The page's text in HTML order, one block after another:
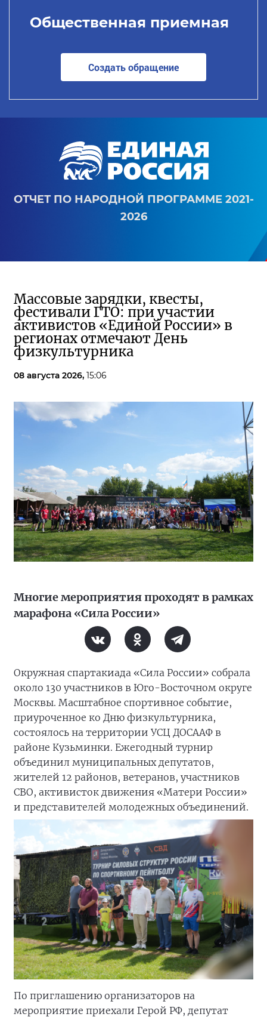
Общественная приемная
Создать обращение
ОТЧЕТ ПО НАРОДНОЙ ПРОГРАММЕ 2021-
2026
Массовые зарядки, квесты,
фестивали ГТО: при участии
активистов «Единой России» в
регионах отмечают День
физкультурника
08 августа 2026, 15:06
Многие мероприятия проходят в рамках
марафона «Сила России»
Окружная спартакиада «Сила России» собрала
около 130 участников в Юго-Восточном округе
Москвы. Масштабное спортивное событие,
приуроченное ко Дню физкультурника,
состоялось на территории УСЦ ДОСААФ в
районе Кузьминки. Ежегодный турнир
объединил муниципальных депутатов,
жителей 12 районов, ветеранов, участников
СВО, активисток движения «Матери России»
и представителей молодежных объединений.
По приглашению организаторов на
мероприятие приехали Герой РФ, депутат